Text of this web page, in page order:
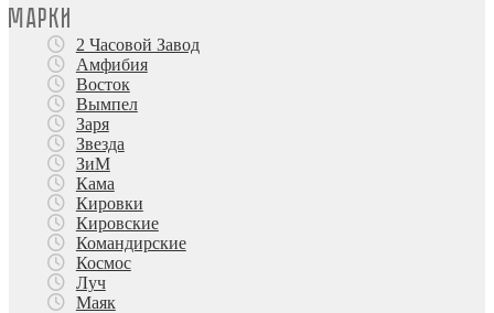
Марки
2 Часовой Завод
Амфибия
Восток
Вымпел
Заря
Звезда
ЗиМ
Кама
Кировки
Кировские
Командирские
Космос
Луч
Маяк